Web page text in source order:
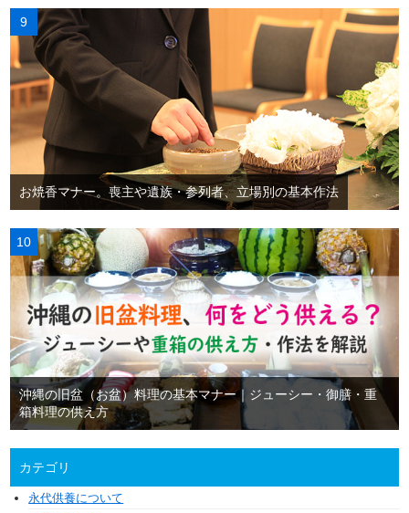
お焼香マナー。喪主や遺族・参列者、立場別の基本作法
沖縄の旧盆（お盆）料理の基本マナー｜ジューシー・御膳・重
箱料理の供え方
カテゴリ
永代供養について